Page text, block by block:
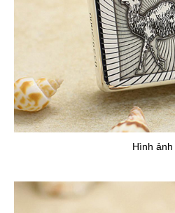
máy ngọn lửa Zippo vẫn không tắt
Hình ảnh